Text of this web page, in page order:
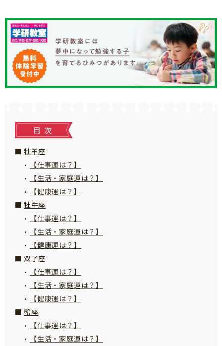
習い事
知育
マネー
健康
「こそだてまっぷ」とは
サイトのご利⽤にあたって
お問い合わせ
目次
牡羊座
【仕事運は？】
【生活・家庭運は？】
【健康運は？】
牡牛座
【仕事運は？】
【生活・家庭運は？】
【健康運は？】
双子座
【仕事運は？】
【生活・家庭運は？】
【健康運は？】
蟹座
【仕事運は？】
【生活・家庭運は？】